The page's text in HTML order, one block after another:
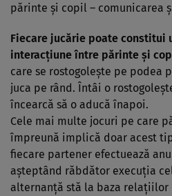
părinte şi copil – comunicarea
Fiecare jucărie poate constitui
interacţiune între părinte şi
care se rostogoleşte pe podea
juca pe rând. Întâi o
încearcă să o aducă înapoi.
Cele mai multe jocuri pe care
împreună implică doar acest
fiecare partener efectuează
aşteptând răbdător execuţia
alternanţă stă la baza relaţiilor